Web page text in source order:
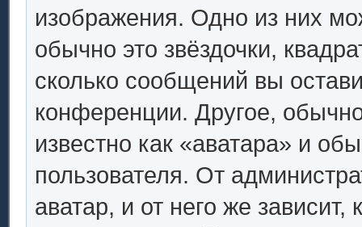
изображения. Одно из них
обычно это звёздочки,
сколько сообщений вы
конференции. Другое,
известно как «аватара» и
пользователя. От
аватар, и от него же